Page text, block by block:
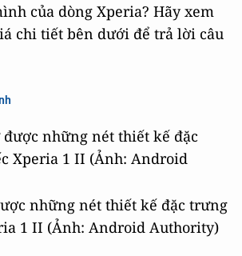
của dòng Xperia? Hãy xem
chi tiết bên dưới để trả lời câu
những nét thiết kế đặc trưng
1 II (Ảnh: Android Authority)